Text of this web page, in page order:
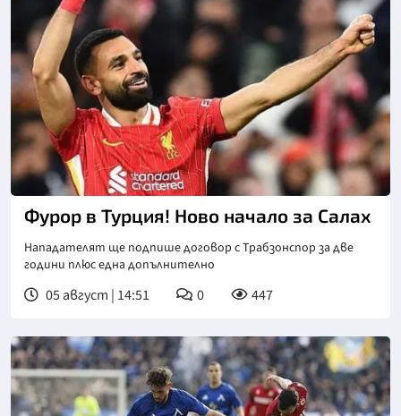
Фурор в Турция! Ново начало за Салах
Нападателят ще подпише договор с Трабзонспор за две
години плюс една допълнително
05 август | 14:51 0 447